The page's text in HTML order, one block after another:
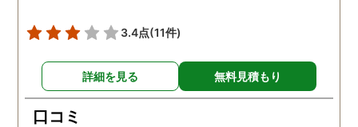
3.4点(11件)
詳細を見る 無料見積もり
口コミ